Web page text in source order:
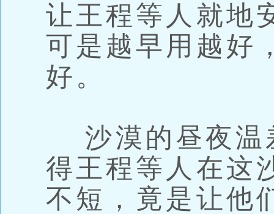
让王程等人就地
可是越早用越好
好。
沙漠的昼夜温
得王程等人在这
不短，竟是让他